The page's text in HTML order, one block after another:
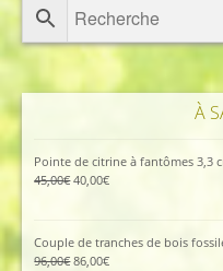
À
Pointe de citrine à fantômes 3,3
45,00€Le
40,00€Le
Couple de tranches de bois
96,00€Le
86,00€Le